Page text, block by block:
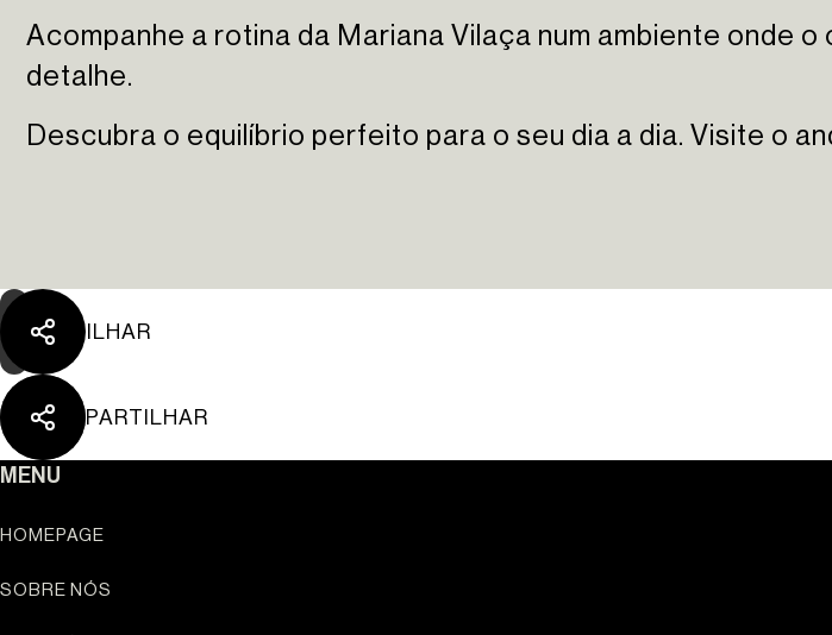
Ouro Valley - Pontos de Referência
Acompanhe a rotina da Mariana Vilaça num ambiente onde
detalhe.
Descubra o equilíbrio perfeito para o seu dia a dia. Visite o
PARTILHAR
PARTILHAR
MENU
HOMEPAGE
SOBRE NÓS